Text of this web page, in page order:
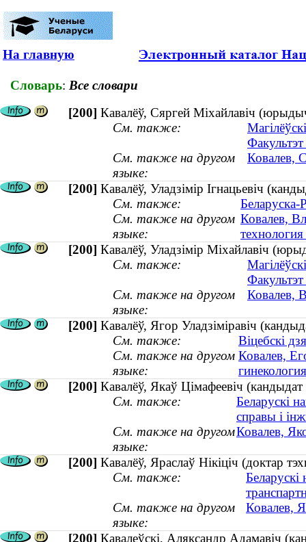
На главную
Словарь: Все словари
[200] Кавалёў, Сяргей Міхайлавіч
См. также:
Факультэт
См. также на другом
языке:
Ковалев,
[200] Кавалёў, Уладзімір Ігнацьевіч
См. также:
Беларуска-
См. также на другом
языке:
Ковалев,
[200] Кавалёў, Уладзімір Міхайлавіч
См. также:
Факультэт
См. также на другом
языке:
Ковалев,
[200] Кавалёў, Ягор Уладзіміравіч
См. также:
Віцебскі
См. также на другом
языке:
Ковалев,
[200] Кавалёў, Якаў Цімафеевіч
См. также:
Беларускі
справы і
См. также на другом
языке:
Ковалев,
[200] Кавалёў, Яраслаў Нікіціч (доктар
См. также:
Беларускі
См. также на другом
языке:
Ковалев,
[200] Кавалеўскі, Аляксандр Адамавіч